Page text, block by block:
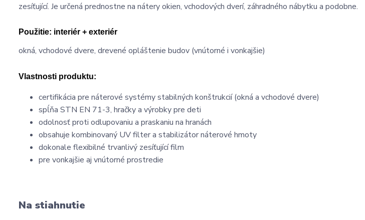
zesíťující. Je určená prednostne na nátery okien, vchodových dverí, záhradného nábytku a podobne.
Použitie: interiér + exteriér
okná, vchodové dvere, drevené opláštenie budov (vnútorné i vonkajšie)
Vlastnosti produktu:
certifikácia pre náterové systémy stabilných konštrukcií (okná a vchodové dvere)
spĺňa STN EN 71-3, hračky a výrobky pre deti
odolnosť proti odlupovaniu a praskaniu na hranách
obsahuje kombinovaný UV filter a stabilizátor náterové hmoty
dokonale flexibilné trvanlivý zesíťující film
pre vonkajšie aj vnútorné prostredie
Na stiahnutie